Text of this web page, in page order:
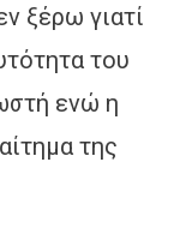
ξέρω γιατί
του
ενώ η
της